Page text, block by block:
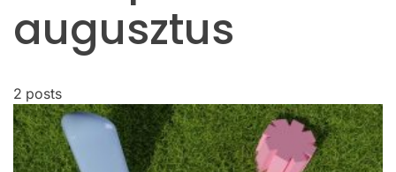
augusztus
2 posts